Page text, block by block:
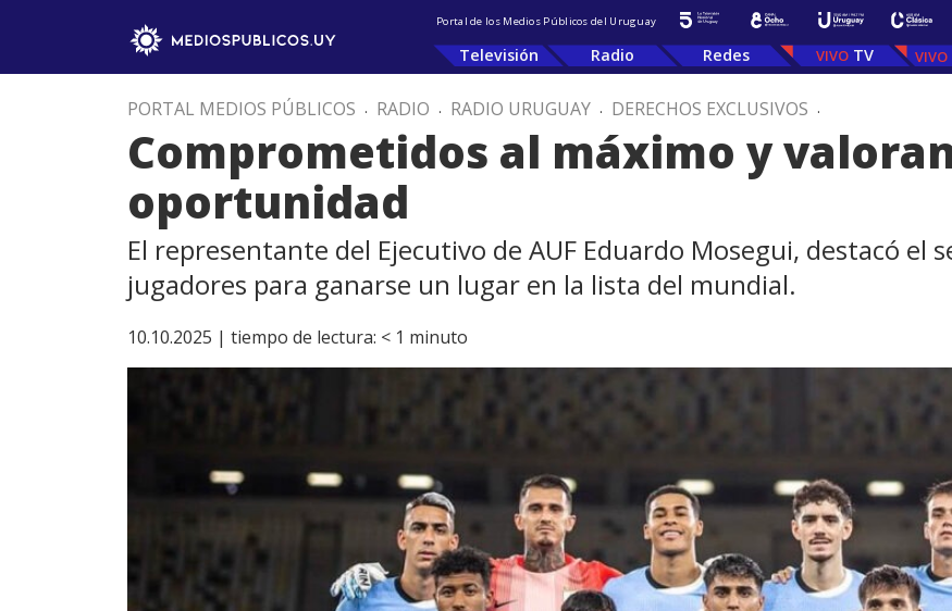
Portal de los Medios Públicos del Uruguay
Televisión Radio Redes TV
PORTAL MEDIOS PÚBLICOS . RADIO . RADIO URUGUAY . DERECHOS EXCLUSIVOS .
Comprometidos al máximo y
oportunidad
El representante del Ejecutivo de AUF Eduardo Mosegui, destacó el
jugadores para ganarse un lugar en la lista del mundial.
10.10.2025 | tiempo de lectura: < 1 minuto